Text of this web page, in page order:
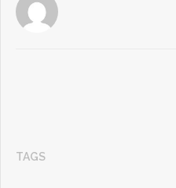
TAGS